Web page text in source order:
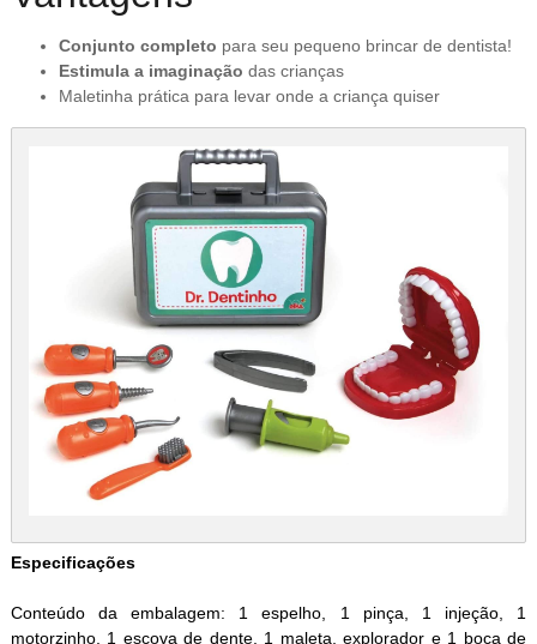
Conjunto completo para seu pequeno brincar de dentista!
Estimula a imaginação das crianças
Maletinha prática para levar onde a criança quiser
Especificações
Conteúdo da embalagem: 1 espelho, 1 pinça, 1 injeção, 1
motorzinho, 1 escova de dente, 1 maleta, explorador e 1 boca de